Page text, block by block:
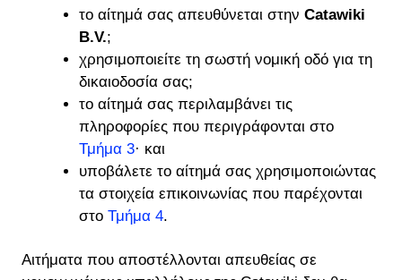
το αίτημά σας απευθύνεται στην Catawiki
B.V.;
χρησιμοποιείτε τη σωστή νομική οδό για τη
δικαιοδοσία σας;
το αίτημά σας περιλαμβάνει τις
πληροφορίες που περιγράφονται στο
Τμήμα 3· και
υποβάλετε το αίτημά σας χρησιμοποιώντας
τα στοιχεία επικοινωνίας που παρέχονται
στο Τμήμα 4.
Αιτήματα που αποστέλλονται απευθείας σε